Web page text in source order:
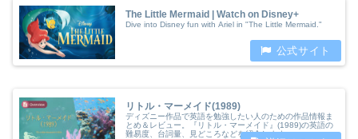
The Little Mermaid | Watch on Disney+
Dive into Disney fun with Ariel in "The Little Mermaid."
リトル・マーメイド(1989)
ディズニー作品で英語を勉強したい人のための作品情報ま
とめ＆レビュー。『リトル・マーメイド』(1989)の英語の
難易度、台詞量、見どころなどを紹介します。